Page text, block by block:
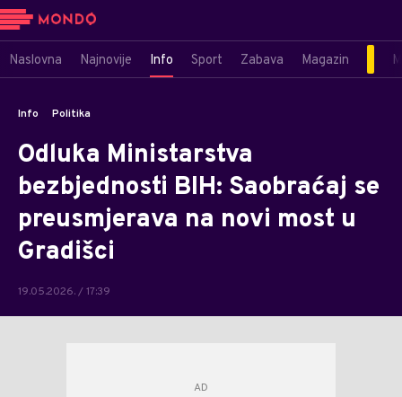
Naslovna Najnovije Info Sport Zabava Magazin
Info Politika
Odluka Ministarstva
bezbjednosti BIH: Saobraćaj se
preusmjerava na novi most u
Gradišci
19.05.2026. / 17:39